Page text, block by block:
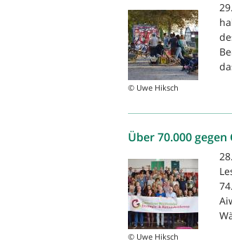
© Uwe Hiksch
Über 70.000
© Uwe Hiksch